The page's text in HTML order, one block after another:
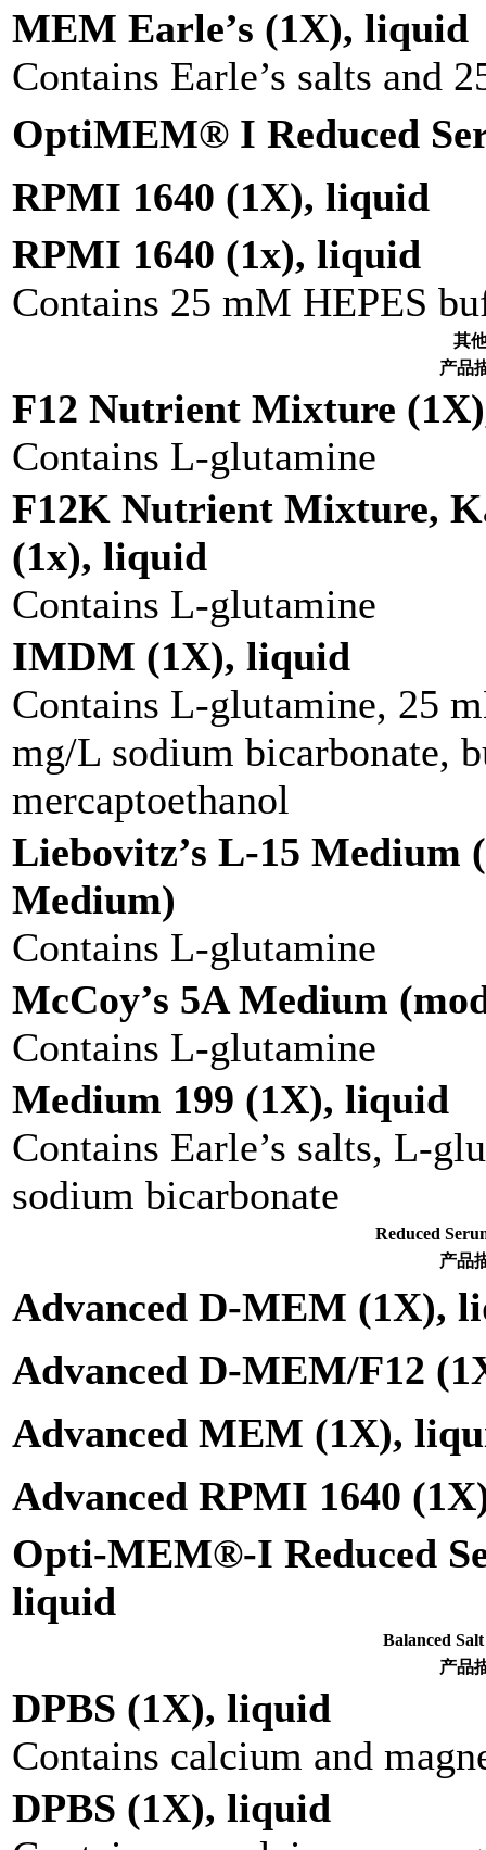
MEM Earle’s (1X), liquid
Contains Earle’s salts and
OptiMEM® I Reduced
RPMI 1640 (1X), liquid
RPMI 1640 (1x), liquid
Contains 25 mM HEPES
其
产品
F12 Nutrient Mixture
Contains L-glutamine
F12K Nutrient Mixture,
(1x), liquid
Contains L-glutamine
IMDM (1X), liquid
Contains L-glutamine, 25
mg/L sodium bicarbonate,
mercaptoethanol
Liebovitz’s L-15 Medium
Medium)
Contains L-glutamine
McCoy’s 5A Medium
Contains L-glutamine
Medium 199 (1X), liquid
Contains Earle’s salts, L-
sodium bicarbonate
Reduced
产品
Advanced D-MEM (1X),
Advanced D-MEM/F12
Advanced MEM (1X),
Advanced RPMI 1640
Opti-MEM®-I Reduced
liquid
Balanced
产品
DPBS (1X), liquid
Contains calcium and
DPBS (1X), liquid